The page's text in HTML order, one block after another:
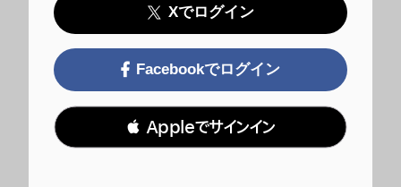
Xでログイン
Facebookでログイン
 Appleでサインイン